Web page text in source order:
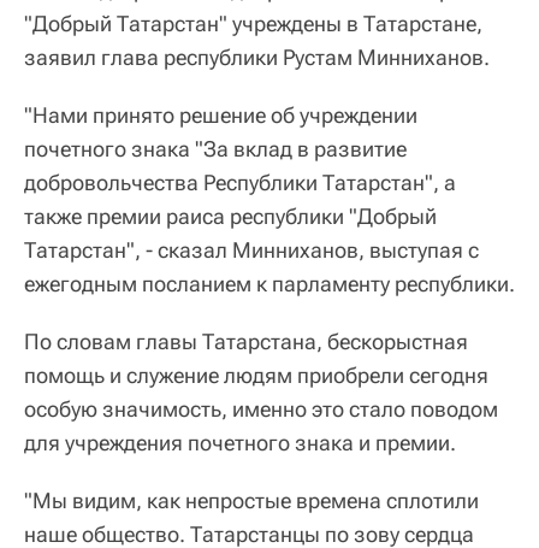
"Добрый Татарстан" учреждены в Татарстане,
заявил глава республики Рустам Минниханов.
"Нами принято решение об учреждении
почетного знака "За вклад в развитие
добровольчества Республики Татарстан", а
также премии раиса республики "Добрый
Татарстан", - сказал Минниханов, выступая с
ежегодным посланием к парламенту республики.
По словам главы Татарстана, бескорыстная
помощь и служение людям приобрели сегодня
особую значимость, именно это стало поводом
для учреждения почетного знака и премии.
"Мы видим, как непростые времена сплотили
наше общество. Татарстанцы по зову сердца